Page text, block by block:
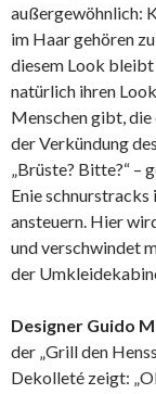
außergewöhnlich:
im Haar gehören
diesem Look bleibt
natürlich ihren
Menschen gibt, die
der Verkündung
„Brüste? Bitte?“ –
Enie
ansteuern. Hier
und verschwindet
der
Designer Guido
der „Grill den
Dekolleté zeigt: